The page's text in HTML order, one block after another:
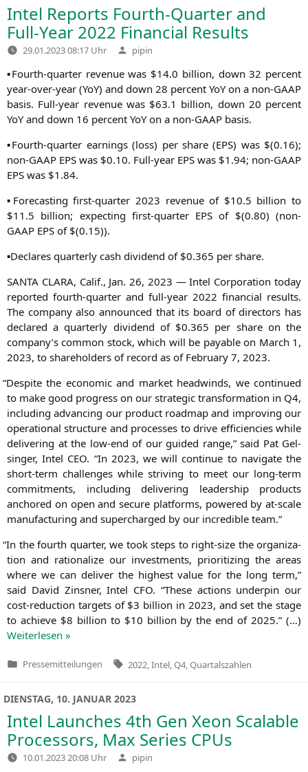
Intel Reports Fourth-Quarter and
Full-Year 2022 Financial Results
29.01.2023 08:17 Uhr Verfasst
von
pipin
▪Fourth-quar­ter reve­nue was $14.0 bil­li­on, down 32 per­cent
year-over-year (YoY) and down 28 per­cent YoY on a non-GAAP
basis. Full-year reve­nue was $63.1 bil­li­on, down 20 per­cent
YoY and down 16 per­cent YoY on a non-GAAP basis.
▪Fourth-quar­ter ear­nings (loss) per share (EPS) was $(0.16);
non-GAAP EPS was $0.10. Full-year EPS was $1.94; non-GAAP
EPS was $1.84.
▪Fore­cas­ting first-quar­ter 2023 reve­nue of $10.5 bil­li­on to
$11.5 bil­li­on; expec­ting first-quar­ter EPS of $(0.80) (non-
GAAP EPS of $(0.15)).
▪Decla­res quar­ter­ly cash divi­dend of $0.365 per share.
SANTA CLARA, Calif., Jan. 26, 2023 — Intel Cor­po­ra­ti­on today
repor­ted fourth-quar­ter and full-year 2022 finan­cial results.
The com­pa­ny also announ­ced that its board of direc­tors has
declared a quar­ter­ly divi­dend of $0.365 per share on the
company’s com­mon stock, which will be paya­ble on March 1,
2023, to share­hol­ders of record as of Febru­ary 7, 2023.
“Despi­te the eco­no­mic and mar­ket head­winds, we con­tin­ued
to make good pro­gress on our stra­te­gic trans­for­ma­ti­on in Q4,
inclu­ding advan­cing our pro­duct road­map and impro­ving our
ope­ra­tio­nal struc­tu­re and pro­ces­ses to dri­ve effi­ci­en­ci­es while
deli­ve­ring at the low-end of our gui­ded ran­ge,” said Pat Gel­
sin­ger, Intel CEO. “In 2023, we will con­ti­nue to navi­ga­te the
short-term chal­lenges while stri­ving to meet our long-term
com­mit­ments, inclu­ding deli­ve­ring lea­der­ship pro­ducts
ancho­red on open and secu­re plat­forms, powered by at-sca­le
manu­fac­tu­ring and super­char­ged by our incre­di­ble team.”
“In the fourth quar­ter, we took steps to right-size the orga­niza­
ti­on and ratio­na­li­ze our invest­ments, prio­ri­tiz­ing the are­as
whe­re we can deli­ver the hig­hest value for the long term,”
said David Zins­ner, Intel CFO. “The­se actions under­pin our
cost-reduc­tion tar­gets of $3 bil­li­on in 2023, and set the stage
to achie­ve $8 bil­li­on to $10 bil­li­on by the end of 2025.” (…)
Wei­ter­le­sen »
Veröffentlicht
Pressemitteilungen Tags:
2022 Intel Q4 Quartalszahlen
DIENSTAG, 10. JANUAR 2023
Intel Launches 4th Gen Xeon Scalable
Processors, Max Series CPUs
10.01.2023 20:08 Uhr Verfasst
von
pipin